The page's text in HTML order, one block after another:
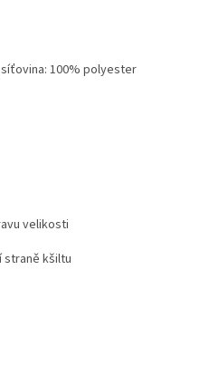
100% polyester
velikosti
straně kšiltu